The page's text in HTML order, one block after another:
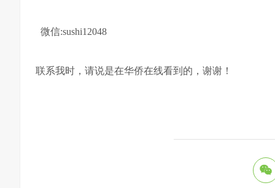
微信:sushi12048
联系我时，请说是在华侨在线看到的，谢谢！